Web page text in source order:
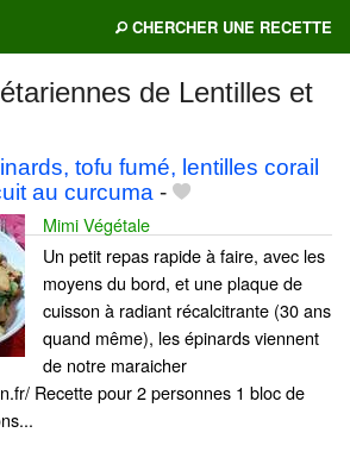
CHERCHER UNE RECETTE
de Lentilles et
tofu fumé, lentilles corail
au curcuma -
Mimi Végétale
Un petit repas rapide à faire, avec les
moyens du bord, et une plaque de
cuisson à radiant récalcitrante (30 ans
quand même), les épinards viennent
de notre maraicher
Recette pour 2 personnes 1 bloc de